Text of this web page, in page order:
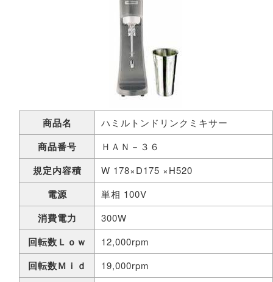
商品名 ハミルトンドリンクミキサー
商品番号 ＨＡＮ－３６
規定内容積 W 178×D175 ×H520
電源 単相 100V
消費電力 300W
回転数Ｌｏｗ 12,000rpm
回転数Ｍｉｄ 19,000rpm